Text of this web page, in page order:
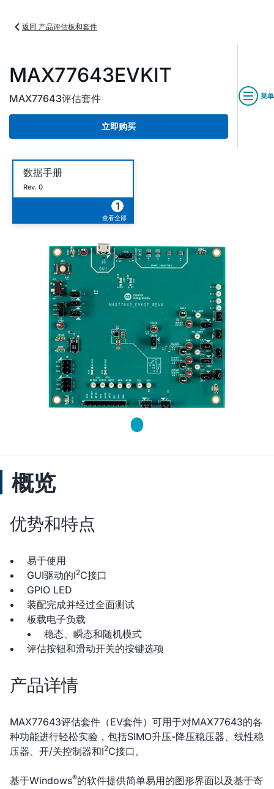
返回 产品评估板和套件
MAX77643EVKIT
MAX77643评估套件
立即购买
菜单
数据手册
Rev. 0
1
查看全部
概览
优势和特点
易于使用
GUI驱动的I2C接口
GPIO LED
装配完成并经过全面测试
板载电子负载
稳态、瞬态和随机模式
评估按钮和滑动开关的按键选项
产品详情
MAX77643评估套件（EV套件）可用于对MAX77643的各
种功能进行轻松实验，包括SIMO升压-降压稳压器、线性稳
压器、开/关控制器和I2C接口。
基于Windows®的软件提供简单易用的图形界面以及基于寄